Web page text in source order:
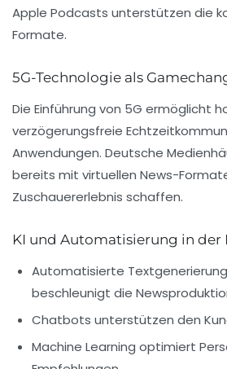
Apple Podcasts unterstützen die
Formate.
5G-Technologie als
Die Einführung von 5G ermöglicht
verzögerungsfreie
Anwendungen. Deutsche
bereits mit virtuellen News-
Zuschauererlebnis schaffen.
KI und Automatisierung in
Automatisierte
beschleunigt die
Chatbots unterstützen den
Machine Learning optimiert